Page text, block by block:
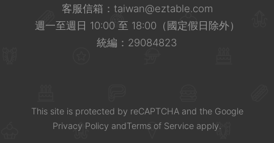
客服信箱： taiwan@eztable.com
週一至週日 10:00 至 18:00（國定假日除外）
統編：29084823
This site is protected by reCAPTCHA and the Google
Privacy Policy andTerms of Service apply.